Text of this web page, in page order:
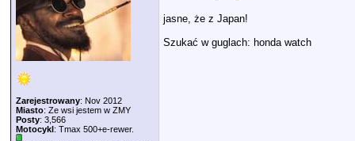
Zarejestrowany: Nov 2012
Miasto: Ze wsi jestem w ZMY
Posty: 3,566
Motocykl: Tmax 500+e-rewer.
jasne, że z Japan!
Szukać w guglach: honda watch